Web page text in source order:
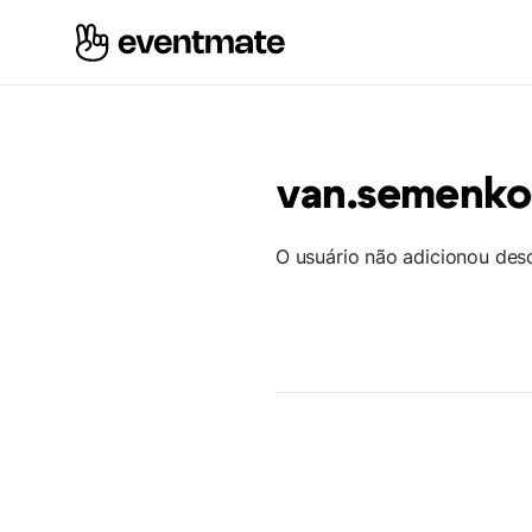
O usuário não adicionou